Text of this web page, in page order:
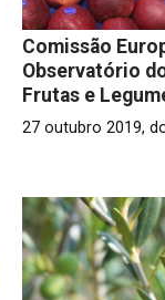
Comissão
Observatório
Frutas e
27 outubro 2019,